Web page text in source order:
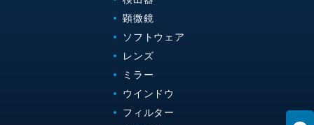
顕微鏡
ソフトウェア
レンズ
ミラー
ウインドウ
フィルター